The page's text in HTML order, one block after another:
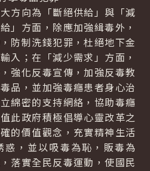
向為「斷絕供給」與「減
」方面，除應加強緝毒外，
防制洗錢犯罪，杜絕地下金
入；在「減少需求」方面，
強化反毒宣傳，加強反毒教
品，並加強毒癮患者身心治
綿密的支持網絡，協助毒癮
此政府積極倡導心靈改革之
的價值觀念，充實精神生活
惑，並以吸毒為恥，販毒為
落實全民反毒運動，使國民